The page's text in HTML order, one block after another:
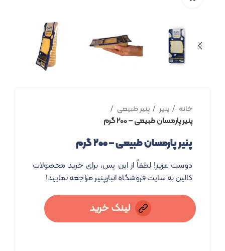
خانه پنیر
پنیر طبیعی
پنیر پارمسان طبیعی – ۲۰۰ گرم
پنیر پارمسان طبیعی – ۲۰۰ گرم
دوست عزیز! لطفاً از این پس، برای خرید محصولات
کالین به سایت فروشگاه انبارپنیر مراجعه نمایید!
لینک خرید